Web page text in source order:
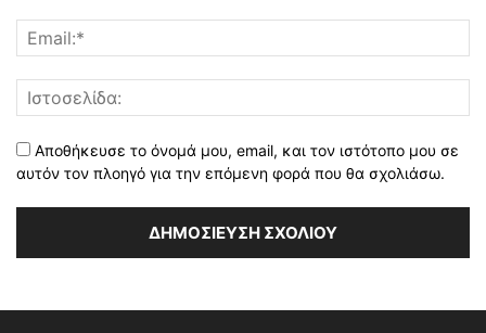
Αποθήκευσε το όνομά μου, email, και τον ιστότοπο μου σε
αυτόν τον πλοηγό για την επόμενη φορά που θα σχολιάσω.